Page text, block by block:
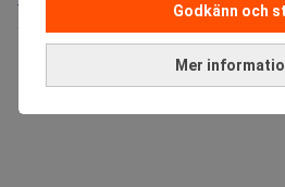
Mer
Godkänn och
Sista ansökningsdag:
ANNONS